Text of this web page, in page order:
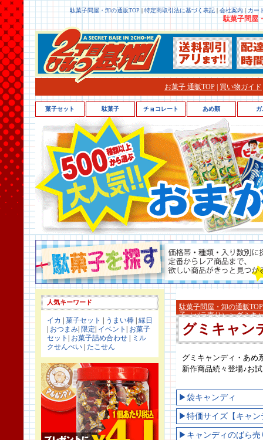
駄菓子問屋・卸の通販TOP | 特定商取引法に基づく表記 | 会社案内 | カー
駄菓子問屋
お菓子 通販TOP 買い物ガイド
人気キーワード
イカ 菓子セット うまい棒 縁日
おつまみ 限定 イベント
お菓子
セット
お菓子詰め合わせ
ミル
クせんべい たこせん
駄菓子問屋・卸の通販TOP
子（バラ売り）> グミキ
グミキャン
グミキャンディ・あめ
新作商品続々登場♪お
▶袋キャンディ
▶特価サイズ【キャン
▶キャンディのばら売